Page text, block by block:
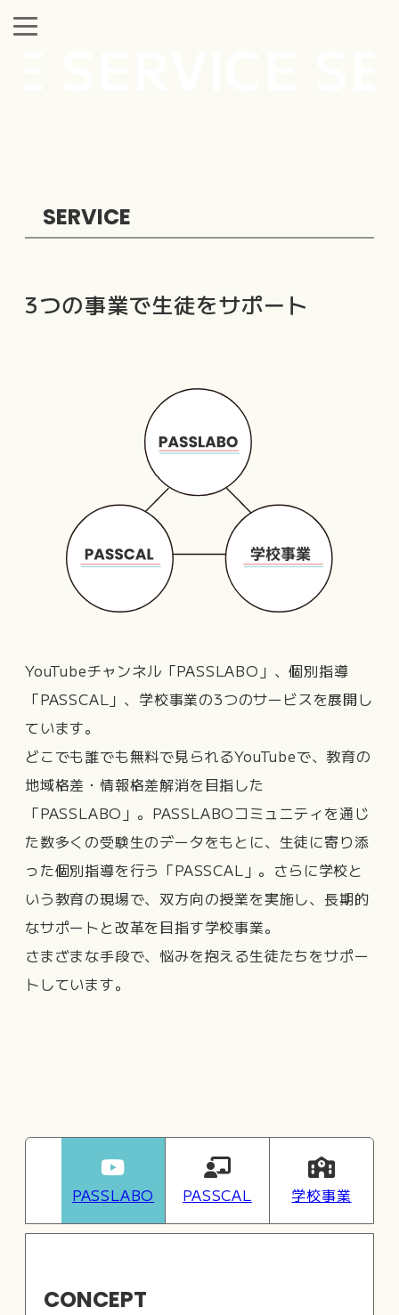
SERVICE
3つの事業で生徒をサポート
YouTubeチャンネル「PASSLABO」、個別指導
「PASSCAL」、学校事業の3つのサービスを展開し
ています。
どこでも誰でも無料で見られるYouTubeで、教育の
地域格差・情報格差解消を目指した
「PASSLABO」。PASSLABOコミュニティを通じ
た数多くの受験生のデータをもとに、生徒に寄り添
った個別指導を行う「PASSCAL」。さらに学校と
いう教育の現場で、双方向の授業を実施し、長期的
なサポートと改革を目指す学校事業。
さまざまな手段で、悩みを抱える生徒たちをサポー
トしています。
PASSLABO PASSCAL 学校事業
CONCEPT